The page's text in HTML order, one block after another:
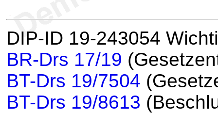
DIP-ID 19-243054
BR-Drs 17/19
BT-Drs 19/7504
BT-Drs 19/8613